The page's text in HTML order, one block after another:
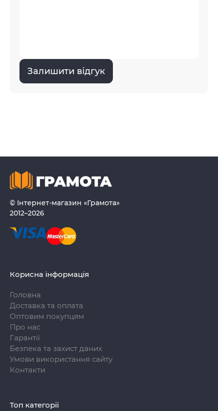
Залишити відгук
© Інтернет-магазин «Грамота»
2012–2026
Корисна інформація
Головна
Доставка та оплата
Оптовим покупцям
Про нас
Гарантії
Безпека та захист даних
Умови використання сайту
Контакти
Топ категорії